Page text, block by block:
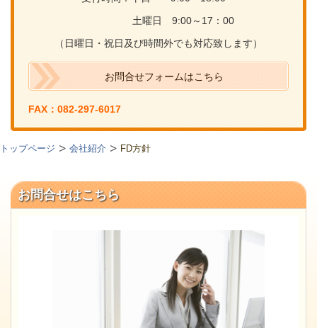
土曜日 9:00～17：00
（日曜日・祝日及び時間外でも対応致します）
お問合せフォームはこちら
FAX：082-297-6017
トップページ 会社紹介 FD方針
お問合せはこちら